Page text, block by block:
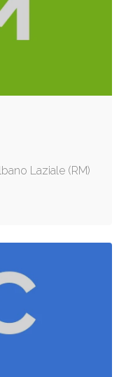
Laziale (RM)